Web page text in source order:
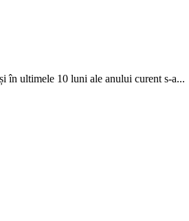
în ultimele 10 luni ale anului cu­rent s-a...